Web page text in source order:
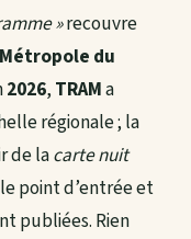
»recouvre
Métropole du
2026,TRAMa
régionale ; la
de lacarte nuit
point d’entrée et
publiées. Rien